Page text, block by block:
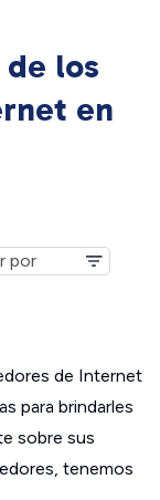
de los
en
de Internet
para brindarles
sobre sus
tenemos